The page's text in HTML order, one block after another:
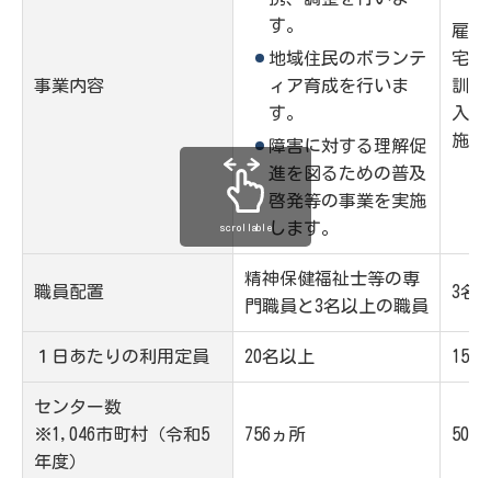
事業内容
す。
地域住民のボランテ
ィア育成を行いま
す。
障害に対する理解促
進を図るための普及
啓発等の事業を実施
します。
雇用
宅障
訓練
入
施し
職員配置
精神保健福祉士等の専
門職員と3名以上の職員
3名
１日あたりの利用定員 20名以上 15
センター数
※1,046市町村（令和5
年度）
756ヵ所 504
scrollable